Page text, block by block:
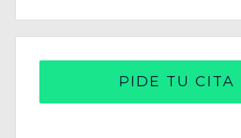
PIDE TU CITA